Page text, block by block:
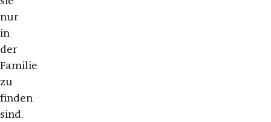
nur
in
der
Familie
zu
finden
sind.